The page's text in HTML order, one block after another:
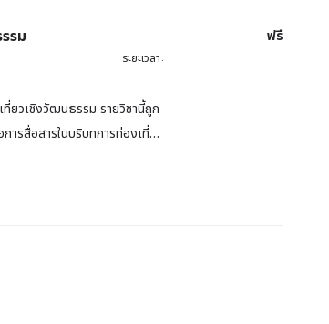
รม
ระยะเวลา:
ยวเชิงวัฒนธรรม รายวิชานี้ถูก
รสื่อสารในบริบทการท่องเที่ยว
นใจทั่วไปที่ต้องการสื่อสารภาษา
ฟรี